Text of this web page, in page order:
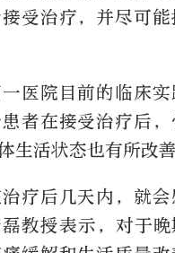
受治疗，并尽可
医院目前的临床
者在接受治疗后
生活状态也有所改善
疗后几天内，就
教授表示，对于晚